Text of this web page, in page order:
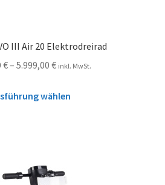
III Air 20 Elektrodreirad
€– 5.999,00 € inkl. MwSt.
wählen